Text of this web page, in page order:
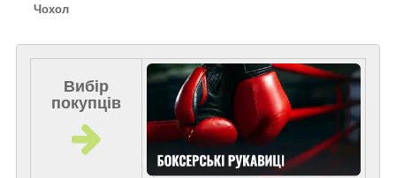
Чохол
Вибір
покупців